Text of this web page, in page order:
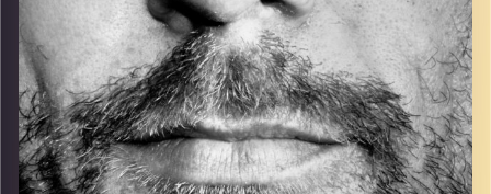
קרדיט תמונות: David Goehring